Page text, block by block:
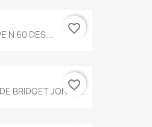
N 60 DES... favorite_border
BRIDGET JONES...
favorite_border